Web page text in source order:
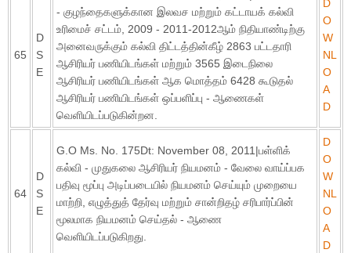
65
D
S
E
- குழந்தைகளுக்கான இலவச மற்றும் கட்டாயக் கல்வி
உரிமைச் சட்டம், 2009 - 2011-2012ஆம் நிதியாண்டிற்கு
அனைவருக்கும் கல்வி திட்டத்தின்கீழ் 2863 பட்டதாரி
ஆசிரியர் பணியிடங்கள் மற்றும் 3565 இடைநிலை
ஆசிரியர் பணியிடங்கள் ஆக மொத்தம் 6428 கூடுதல்
ஆசிரியர் பணியிடங்கள் ஒப்பளிப்பு - ஆணைகள்
வெளியிடப்படுகின்றன.
D
O
W
NL
O
A
D
64
D
S
E
G.O Ms. No. 175Dt: November 08, 2011|பள்ளிக்
கல்வி - முதுகலை ஆசிரியர் நியமனம் - வேலை வாய்ப்பக
பதிவு மூப்பு அடிப்படையில் நியமனம் செய்யும் முறையை
மாற்றி, எழுத்துத் தேர்வு மற்றும் சான்றிதழ் சரிபார்ப்பின்
மூலமாக நியமனம் செய்தல் - ஆணை
வெளியிடப்படுகிறது.
D
O
W
NL
O
A
D